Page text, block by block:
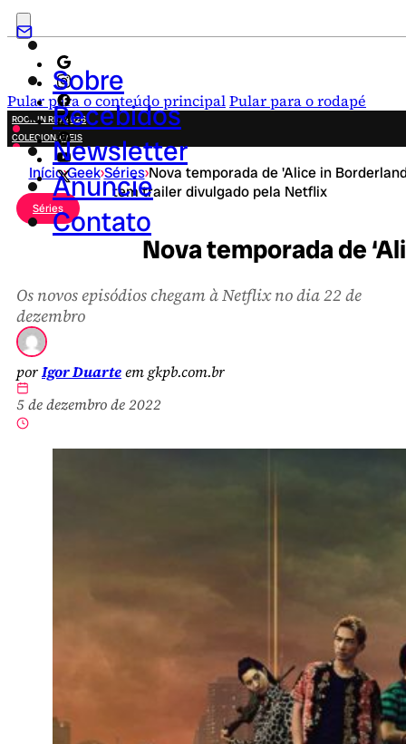
Pular para o conteúdo principalPular para o rodapé
Sobre
Recebidos
Newsletter
Anuncie
Contato
ROCK IN RIO 2026
COLECIONÁVEIS
FESTA JUNINA
NOVIDADES
CAMPANHAS CRIATIVAS
Início›Geek›Séries›Nova temporada de 'Alice in
tem trailer divulgado pela Netflix
Séries
Nova temporada de
Os novos episódios chegam à Netflix no dia 22 de
dezembro
porIgor Duarteem gkpb.com.br
5 de dezembro de 2022